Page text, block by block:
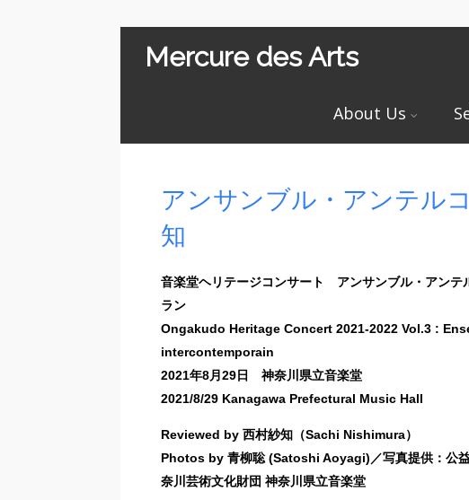
Mercure des Arts
About Us
アンサンブル・アンテル
知
音楽堂ヘリテージコンサート アンサンブル・アンテ
ラン
Ongakudo Heritage Concert 2021-2022 Vol.3 :
intercontemporain
2021年8月29日 神奈川県立音楽堂
2021/8/29 Kanagawa Prefectural Music Hall
Reviewed by 西村紗知（Sachi Nishimura）
Photos by 青柳聡 (Satoshi Aoyagi)／写真提供：公
奈川芸術文化財団 神奈川県立音楽堂